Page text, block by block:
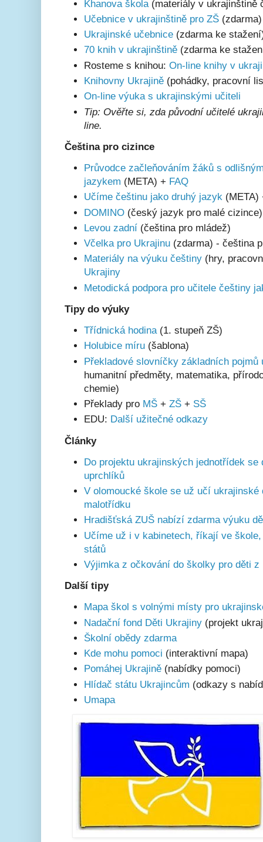
Khanova škola (materiály v ukrajinštině
Učebnice v ukrajinštině pro ZŠ (zdarma)
Ukrajinské učebnice (zdarma ke
70 knih v ukrajinštině (zdarma ke
Rosteme s knihou: On-line knihy v
Knihovny Ukrajině (pohádky, pracovní
On-line výuka s ukrajinskými učiteli
Tip: Ověřte si, zda původní učitelé
line.
Čeština pro cizince
Průvodce začleňováním žáků s
jazykem (META) + FAQ
Učíme češtinu jako druhý jazyk
DOMINO (český jazyk pro malé cizince)
Levou zadní (čeština pro mládež)
Včelka pro Ukrajinu (zdarma) - čeština
Materiály na výuku češtiny (hry,
Ukrajiny
Metodická podpora pro učitele češtiny
Tipy do výuky
Třídnická hodina(1. stupeň ZŠ)
Holubice míru (šablona)
Překladové slovníčky základních pojmů
humanitní předměty, matematika,
chemie)
Překlady pro MŠ + ZŠ + SŠ
EDU: Další užitečné odkazy
Články
Do projektu ukrajinských jednotřídek se
uprchlíků
V olomoucké škole se už učí ukrajinské
malotřídku
Hradišťská ZUŠ nabízí zdarma výuku
Učíme už i v kabinetech, říkají ve
států
Výjimka z očkování do školky pro děti z
Další tipy
Mapa škol s volnými místy pro
Nadační fond Děti Ukrajiny (projekt
Školní obědy zdarma
Kde mohu pomoci (interaktivní mapa)
Pomáhej Ukrajině (nabídky pomoci)
Hlídač státu Ukrajincům (odkazy s
Umapa